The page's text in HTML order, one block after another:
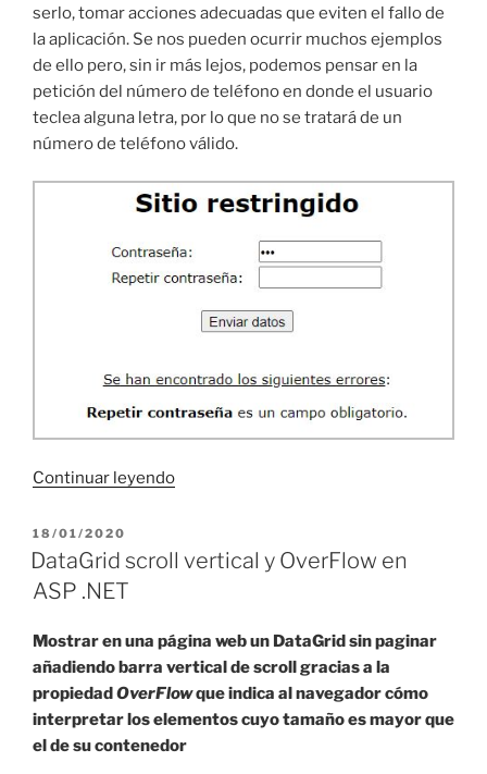
serlo, tomar acciones adecuadas que eviten el fallo de
la aplicación. Se nos pueden ocurrir muchos ejemplos
de ello pero, sin ir más lejos, podemos pensar en la
petición del número de teléfono en donde el usuario
teclea alguna letra, por lo que no se tratará de un
número de teléfono válido.
Continuar leyendo«Controles
en
PUBLICADO
EL
18/01/2020
DataGrid scroll vertical y OverFlow en
ASP .NET
Mostrar en una página web un DataGrid sin paginar
añadiendo barra vertical de scroll gracias a la
propiedadOverFlowque indica al navegador cómo
interpretar los elementos cuyo tamaño es mayor que
el de su contenedor